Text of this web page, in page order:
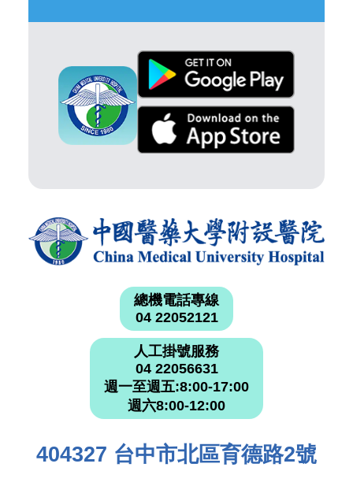
總機電話專線
04 22052121
人工掛號服務
04 22056631
週一至週五:8:00-17:00
週六8:00-12:00
404327 台中市北區育德路2號